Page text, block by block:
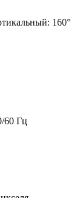
160°
60 Гц